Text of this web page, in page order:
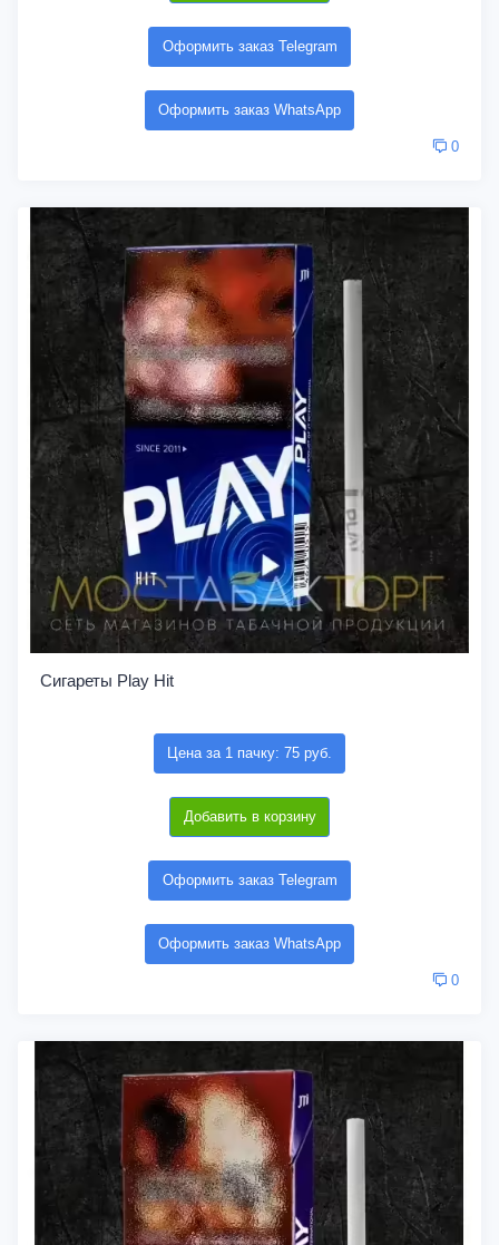
Оформить заказ Telegram
Оформить заказ WhatsApp
0
Сигареты Play Hit
Цена за 1 пачку: 75 руб.
Добавить в корзину
Оформить заказ Telegram
Оформить заказ WhatsApp
0